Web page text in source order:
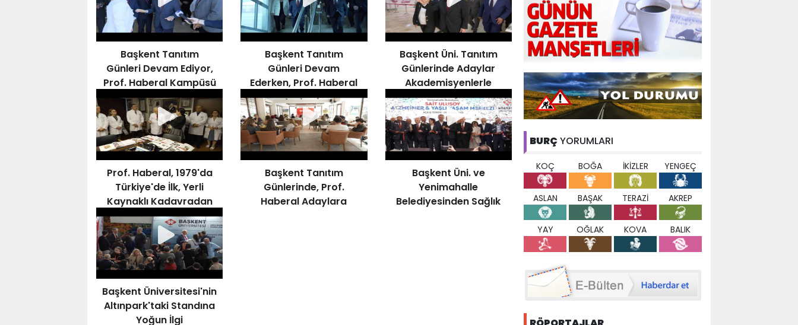
Başkent Tanıtım
Günleri Devam Ediyor,
Prof. Haberal Kampüsü
Ziyaret Etti
Başkent Tanıtım
Günleri Devam
Ederken, Prof. Haberal
Yenileme Çalışmalarını
Denetledi
Başkent Üni. Tanıtım
Günlerinde Adaylar
Akademisyenlerle
Buluşuyor
Prof. Haberal, 1979'da
Türkiye'de İlk, Yerli
Kaynaklı Kadavradan
Böbrek Naklini
Gerçekleştirmişti
Başkent Tanıtım
Günlerinde, Prof.
Haberal Adaylara
Başkent Üni. ve
Yenimahalle
Belediyesinden Sağlık
Başkent Üniversitesi'nin
Altınpark'taki Standına
Yoğun İlgi
BURÇ YORUMLARI
KOÇ BOĞA İKİZLER YENGEÇ
ASLAN BAŞAK TERAZİ AKREP
YAY OĞLAK KOVA BALIK